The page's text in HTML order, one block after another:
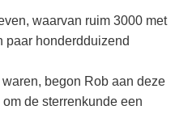
waarvan ruim 3000 met
paar honderdduizend
begon Rob aan deze
de sterrenkunde een